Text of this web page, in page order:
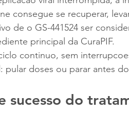
consegue se recuperar,
de o GS-441524 ser
principal da CuraPIF.
continuo, sem
pular doses ou parar antes
sucesso do